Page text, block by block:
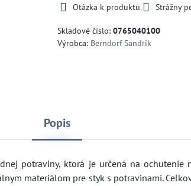
Otázka k produktu Strážny
Skladové číslo: 0765040100
Výrobca: Berndorf Sandrik
Popis
potraviny, ktorá je určená na ochutenie
materiálom pre styk s potravinami.